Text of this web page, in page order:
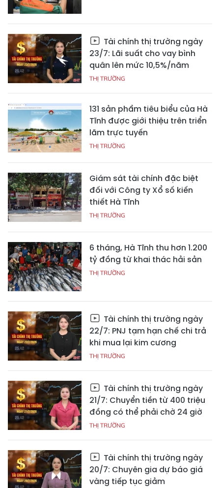
Tài chính thị trường ngày
23/7: Lãi suất cho vay bình
quân lên mức 10,5%/năm
THỊ TRƯỜNG
131 sản phẩm tiêu biểu của Hà
Tĩnh được giới thiệu trên triển
lãm trực tuyến
THỊ TRƯỜNG
Giám sát tài chính đặc biệt
đối với Công ty Xổ số kiến
thiết Hà Tĩnh
THỊ TRƯỜNG
6 tháng, Hà Tĩnh thu hơn 1.200
tỷ đồng từ khai thác hải sản
THỊ TRƯỜNG
Tài chính thị trường ngày
22/7: PNJ tạm hạn chế chi trả
khi mua lại kim cương
THỊ TRƯỜNG
Tài chính thị trường ngày
21/7: Chuyển tiền từ 400 triệu
đồng có thể phải chờ 24 giờ
THỊ TRƯỜNG
Tài chính thị trường ngày
20/7: Chuyên gia dự báo giá
vàng tiếp tục giảm